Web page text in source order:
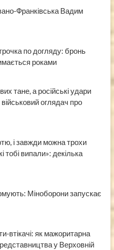
Франківська Вадим
по догляду: бронь
роками
тане, а російські удари
оглядач про
і завжди можна трохи
тобі випали»: декілька
Міноборони запускає
втікачі: як мажоритарна
у Верховній